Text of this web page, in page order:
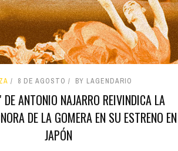
8 DE AGOSTO BY LAGENDARIO
DE ANTONIO NAJARRO REIVINDICA LA
DE LA GOMERA EN SU ESTRENO EN
JAPÓN